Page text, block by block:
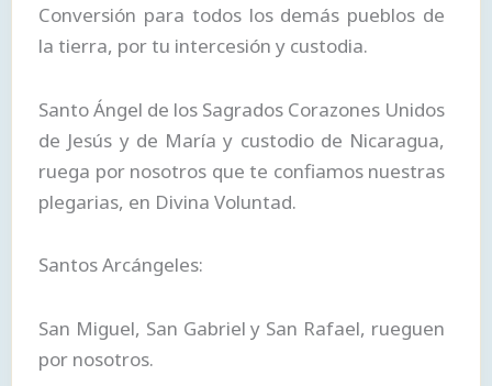
Conversión para todos los demás pueblos de
la tierra, por tu intercesión y custodia.
Santo Ángel de los Sagrados Corazones Unidos
de Jesús y de María y custodio de Nicaragua,
ruega por nosotros que te confiamos nuestras
plegarias, en Divina Voluntad.
Santos Arcángeles:
San Miguel, San Gabriel y San Rafael, rueguen
por nosotros.